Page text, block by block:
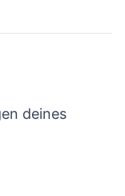
deines